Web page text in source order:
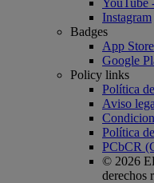
YouTube
Instagram
Badges
App Store
Google
Policy links
Política
Aviso
Política
PCbCR
© 2026
derechos